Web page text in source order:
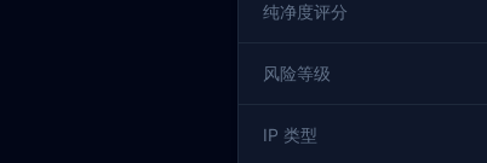
纯净度评分
风险等级
IP 类型